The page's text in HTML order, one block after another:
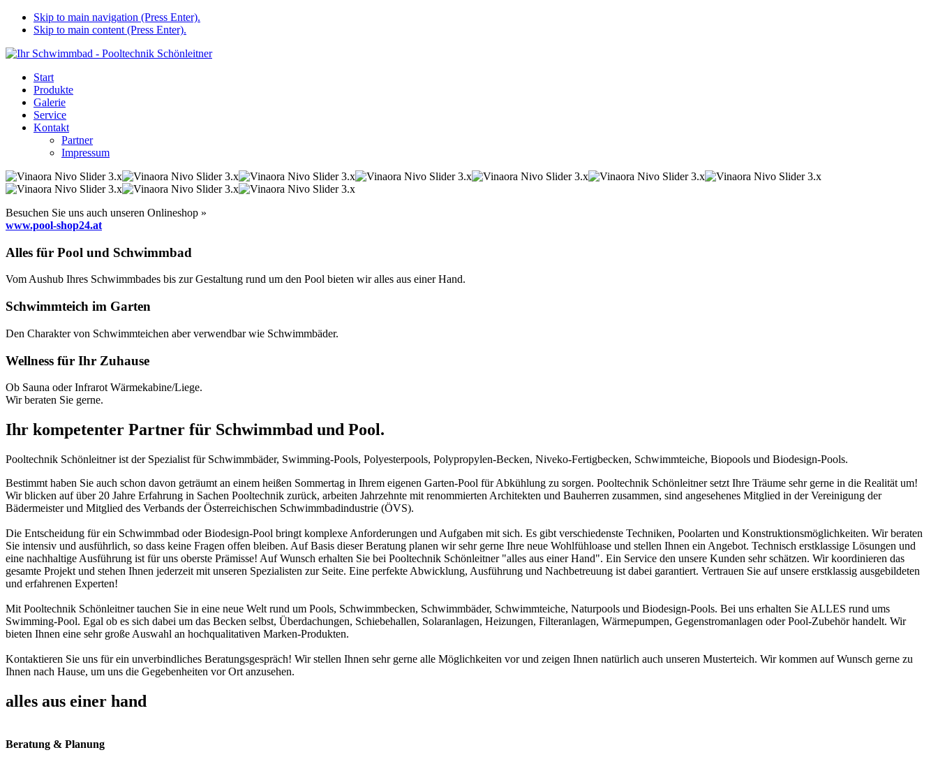
Skip to main navigation (Press Enter).
Skip to main content (Press Enter).
Start
Produkte
Galerie
Service
Kontakt
Partner
Impressum
Besuchen Sie uns auch unseren Onlineshop »
www.pool-shop24.at
Alles für Pool und Schwimmbad
Vom Aushub Ihres Schwimmbades bis zur Gestaltung rund um den Pool bieten wir alles aus einer Hand.
Schwimmteich im Garten
Den Charakter von Schwimmteichen aber verwendbar wie Schwimmbäder.
Wellness für Ihr Zuhause
Ob Sauna oder Infrarot Wärmekabine/Liege.
Wir beraten Sie gerne.
Ihr kompetenter Partner für Schwimmbad und Pool.
Pooltechnik Schönleitner ist der Spezialist für Schwimmbäder, Swimming-Pools, Polyesterpools, Polypropylen-Becken, Niveko-Fertigbecken, Schwimmteiche, Biopools und Biodesign-Pools.
Bestimmt haben Sie auch schon davon geträumt an einem heißen Sommertag in Ihrem eigenen Garten-Pool für Abkühlung zu sorgen. Pooltechnik Schönleitner setzt Ihre Träume sehr gerne in die Realität um!
Wir blicken auf über 20 Jahre Erfahrung in Sachen Pooltechnik zurück, arbeiten Jahrzehnte mit renommierten Architekten und Bauherren zusammen, sind angesehenes Mitglied in der Vereinigung der
Bädermeister und Mitglied des Verbands der Österreichischen Schwimmbadindustrie (ÖVS).
Die Entscheidung für ein Schwimmbad oder Biodesign-Pool bringt komplexe Anforderungen und Aufgaben mit sich. Es gibt verschiedenste Techniken, Poolarten und Konstruktionsmöglichkeiten. Wir beraten
Sie intensiv und ausführlich, so dass keine Fragen offen bleiben. Auf Basis dieser Beratung planen wir sehr gerne Ihre neue Wohlfühloase und stellen Ihnen ein Angebot. Technisch erstklassige Lösungen und
eine nachhaltige Ausführung ist für uns oberste Prämisse! Auf Wunsch erhalten Sie bei Pooltechnik Schönleitner "alles aus einer Hand". Ein Service den unsere Kunden sehr schätzen. Wir koordinieren das
gesamte Projekt und stehen Ihnen jederzeit mit unseren Spezialisten zur Seite. Eine perfekte Abwicklung, Ausführung und Nachbetreuung ist dabei garantiert. Vertrauen Sie auf unsere erstklassig ausgebildeten
und erfahrenen Experten!
Mit Pooltechnik Schönleitner tauchen Sie in eine neue Welt rund um Pools, Schwimmbecken, Schwimmbäder, Schwimmteiche, Naturpools und Biodesign-Pools. Bei uns erhalten Sie ALLES rund ums
Swimming-Pool. Egal ob es sich dabei um das Becken selbst, Überdachungen, Schiebehallen, Solaranlagen, Heizungen, Filteranlagen, Wärmepumpen, Gegenstromanlagen oder Pool-Zubehör handelt. Wir
bieten Ihnen eine sehr große Auswahl an hochqualitativen Marken-Produkten.
Kontaktieren Sie uns für ein unverbindliches Beratungsgespräch! Wir stellen Ihnen sehr gerne alle Möglichkeiten vor und zeigen Ihnen natürlich auch unseren Musterteich. Wir kommen auf Wunsch gerne zu
Ihnen nach Hause, um uns die Gegebenheiten vor Ort anzusehen.
alles aus einer hand
Beratung & Planung